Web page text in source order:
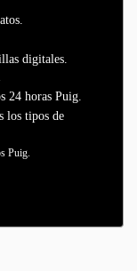
digitales.
24 horas Puig.
los tipos de
Puig.